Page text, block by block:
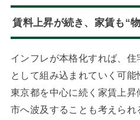
賃料上昇が続き、家賃も“
インフレが本格化すれば、
として組み込まれていく可能
東京都を中心に続く家賃上
市へ波及することも考えられ